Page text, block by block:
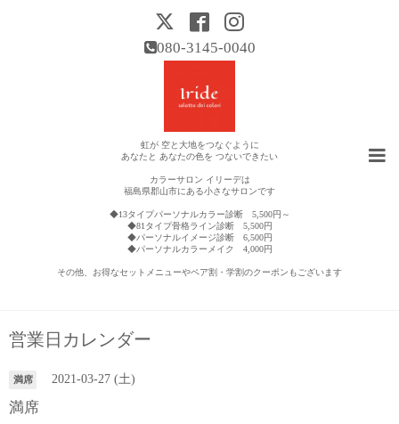
080-3145-0040
虹が 空と大地をつなぐように
あなたと あなたの色を つないできたい
カラーサロン イリーデは
福島県郡山市にある小さなサロンです
◆13タイプパーソナルカラー診断 5,500円～
◆81タイプ骨格ライン診断 5,500円
◆パーソナルイメージ診断 6,500円
◆パーソナルカラーメイク 4,000円
その他、お得なセットメニューやペア割・学割のクーポンもございます
営業日カレンダー
満席 2021-03-27 (土)
満席